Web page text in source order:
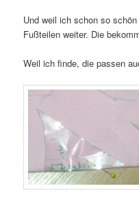
Und weil ich schon so
Fußteilen weiter. Die
Weil ich finde, die passen